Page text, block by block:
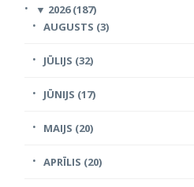
▼ 2026 (187)
AUGUSTS (3)
JŪLIJS (32)
JŪNIJS (17)
MAIJS (20)
APRĪLIS (20)